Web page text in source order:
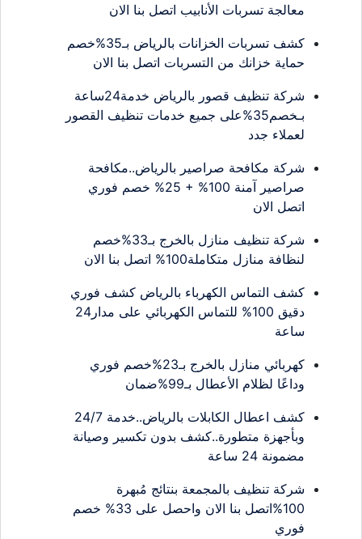
معالجة تسربات الأنابيب اتصل بنا الان
كشف تسربات الخزانات بالرياض بـ35%خصم
حماية خزانك من التسربات اتصل بنا الان
شركة تنظيف قصور بالرياض خدمة24ساعة
بـخصم35%على جميع خدمات تنظيف القصور
لعملاء جدد
شركة مكافحة صراصير بالرياض..مكافحة
صراصير آمنة 100% + 25% خصم فوري
اتصل الان
شركة تنظيف منازل بالخرج بـ33%خصم
لنظافة منازل متكاملة100% اتصل بنا الان
كشف التماس الكهرباء بالرياض كشف فوري
دقيق 100% للتماس الكهربائي على مدار24
ساعة
كهربائي منازل بالخرج بـ23%خصم فوري
وداعًا لظلام الأعطال بـ99%ضمان
كشف اعطال الكابلات بالرياض..خدمة 24/7
وبأجهزة متطورة..كشف بدون تكسير وصيانة
مضمونة 24 ساعة
شركة تنظيف بالمجمعة بنتائج مُبهرة
100%اتصل بنا الان واحصل على 33% خصم
فوري